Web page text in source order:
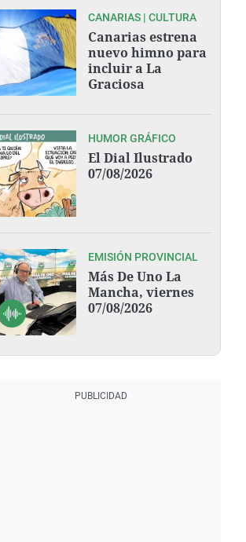
CANARIAS | CULTURA
Canarias estrena
nuevo himno para
incluir a La
Graciosa
HUMOR GRÁFICO
El Dial Ilustrado
07/08/2026
EMISIÓN PROVINCIAL
Más De Uno La
Mancha, viernes
07/08/2026